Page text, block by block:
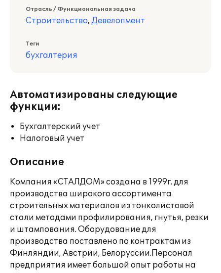
Отрасль / Функциональная задача
Строительство, Девелопмент
Теги
бухгалтерия
Автоматизированы следующие
функции:
Бухгалтерский учет
Налоговый учет
Описание
Компания «СТАЛДОМ» создана в 1999г. для
производства широкого ассортимента
строительных материалов из тонколистовой
стали методами профилирования, гнутья, резки
и штампования. Оборудование для
производства поставлено по контрактам из
Финляндии, Австрии, Белоруссии.Персонал
предприятия имеет большой опыт работы на